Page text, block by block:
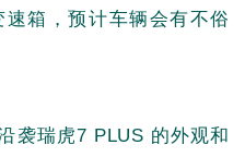
箱，预计车辆会有不俗
袭瑞虎7 PLUS 的外观和